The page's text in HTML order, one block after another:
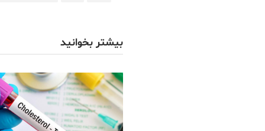
بیشتر بخوانید